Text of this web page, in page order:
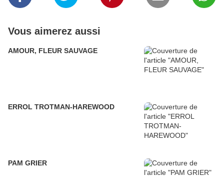
Vous aimerez aussi
AMOUR, FLEUR SAUVAGE
ERROL TROTMAN-HAREWOOD
PAM GRIER